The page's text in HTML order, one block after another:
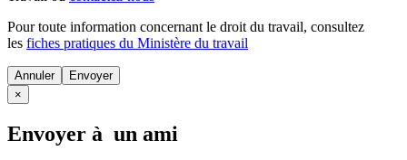
Pour toute information concernant le droit du travail, consultez
les fiches pratiques du Ministère du travail
Annuler
×
Envoyer à un ami